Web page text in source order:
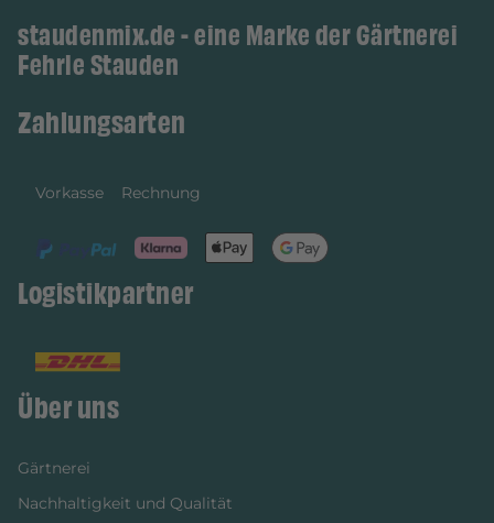
staudenmix.de - eine Marke der Gärtnerei
Fehrle Stauden
Zahlungsarten
Vorkasse Rechnung
Logistikpartner
Über uns
Gärtnerei
Nachhaltigkeit und Qualität